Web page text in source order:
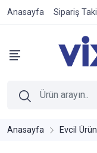
Anasayfa Sipariş
Anasayfa Evcil